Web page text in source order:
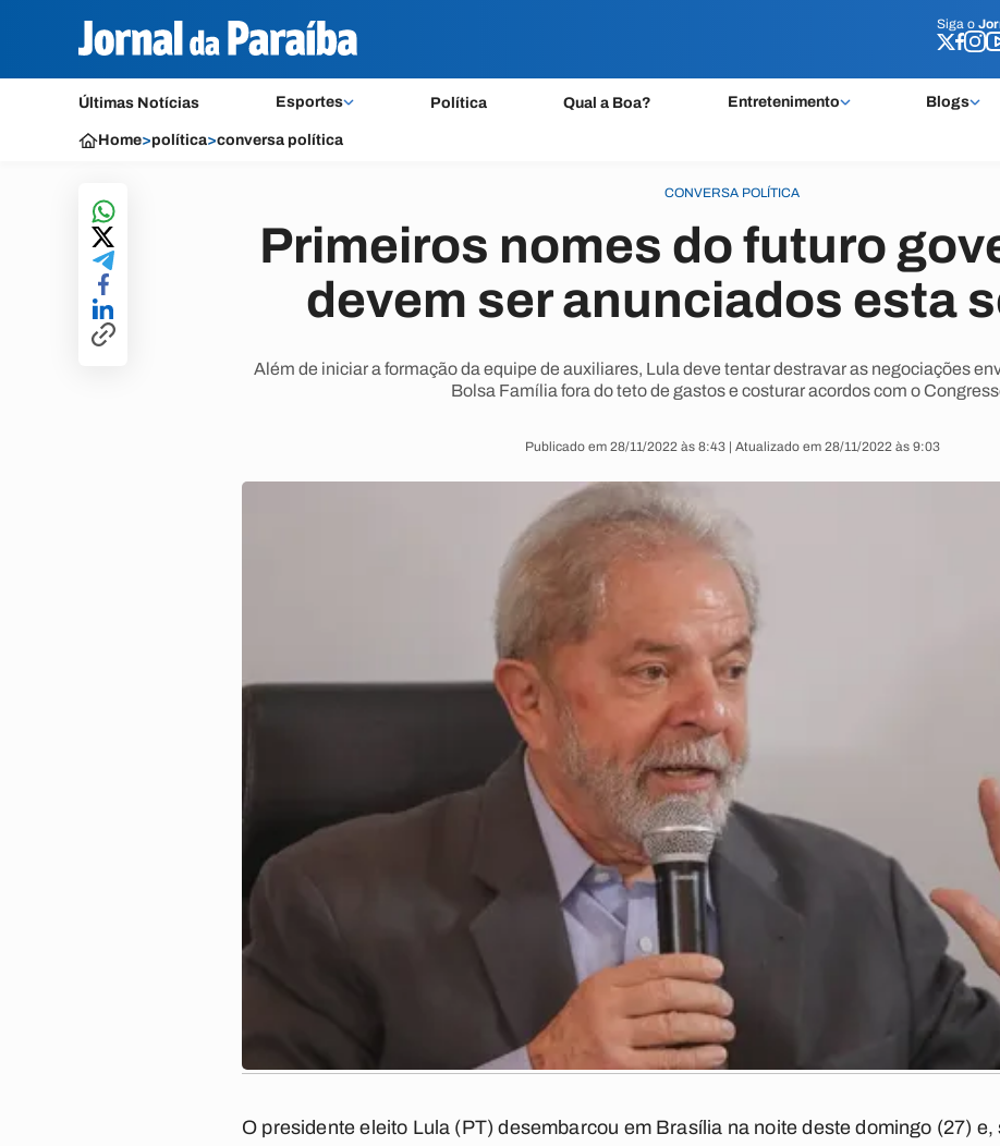
Siga o
Últimas Notícias Esportes Política Qual a Boa? Entretenimento Blogs
Siga o
Home>política>conversa política
CONVERSA POLÍTICA
Primeiros nomes do futuro
devem ser anunciados esta
Além de iniciar a formação da equipe de auxiliares, Lula deve tentar destravar as negociações
Bolsa Família fora do teto de gastos e costurar acordos com o
Publicado em 28/11/2022 às 8:43 | Atualizado em 28/11/2022 às 9:03
O presidente eleito Lula (PT) desembarcou em Brasília na noite deste domingo (27)